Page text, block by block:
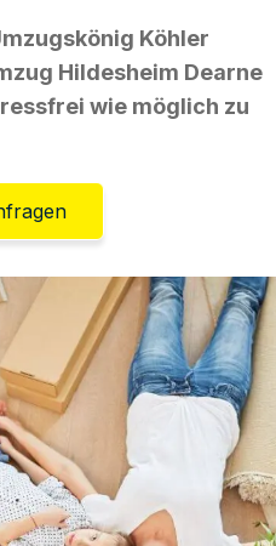
Köhler
Hildesheim Dearne
wie möglich zu